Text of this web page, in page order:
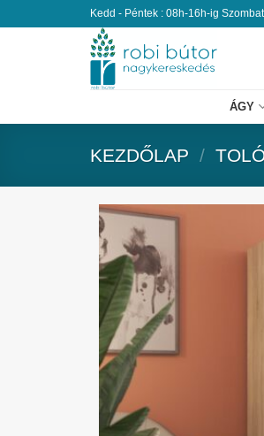
Kedd - Péntek : 08h-16h-ig
ÁGY
KEZDŐLAP /